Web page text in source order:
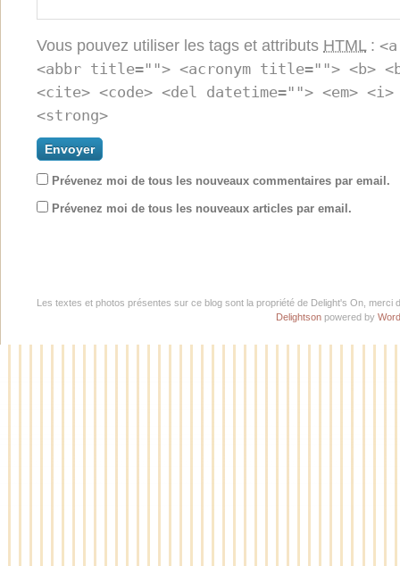
Vous pouvez utiliser les tags et attributs HTML :
<abbr title=""> <acronym title=""> <b>
<cite> <code> <del datetime=""> <em>
<strong>
Prévenez moi de tous les nouveaux commentaires par email.
Prévenez moi de tous les nouveaux articles par email.
Les textes et photos présentes sur ce blog sont la propriété de Delight's On,
Delightson powered by